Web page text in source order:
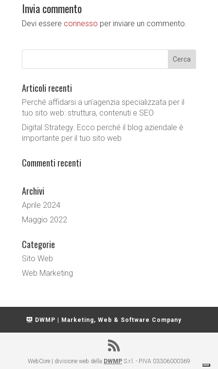
Invia commento
Devi essere connesso per inviare un commento.
Articoli recenti
Perché affidarsi a un’agenzia specializzata per il
tuo sito web: struttura, contenuti e SEO
Digital Strategy. Ecco perché il blog aziendale è
importante per il tuo sito web
Commenti recenti
Archivi
Aprile 2024
Maggio 2022
Categorie
Sito Web
Web Marketing
DWMP | Marketing, Web & Software Company
WebCore | divisione web della DWMPS.r.l. - P.IVA 03306000369